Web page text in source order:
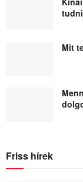
Mit
Friss hírek